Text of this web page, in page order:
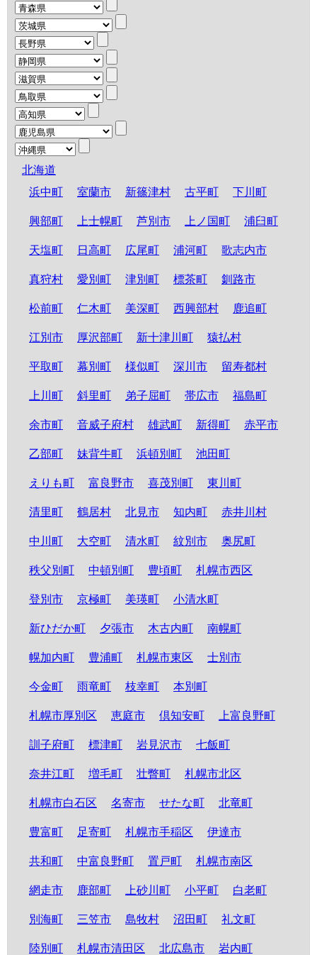
北海道
浜中町
室蘭市 新篠津村 古平町 下川町
興部町 上士幌町 芦別市 上ノ国町 浦臼町
天塩町 日高町 広尾町 浦河町 歌志内市
真狩村 愛別町 津別町 標茶町 釧路市
松前町 仁木町 美深町 西興部村 鹿追町
江別市 厚沢部町 新十津川町 猿払村
平取町 幕別町 様似町 深川市 留寿都村
上川町 斜里町 弟子屈町 帯広市 福島町
余市町 音威子府村 雄武町 新得町 赤平市
乙部町 妹背牛町 浜頓別町 池田町
えりも町 富良野市 喜茂別町 東川町
清里町 鶴居村 北見市 知内町 赤井川村
中川町 大空町 清水町 紋別市 奥尻町
秩父別町 中頓別町 豊頃町 札幌市西区
登別市 京極町 美瑛町 小清水町
新ひだか町 夕張市 木古内町 南幌町
幌加内町 豊浦町 札幌市東区 士別市
今金町 雨竜町 枝幸町 本別町
札幌市厚別区 恵庭市 倶知安町 上富良野町
訓子府町 標津町 岩見沢市 七飯町
奈井江町 増毛町 壮瞥町 札幌市北区
札幌市白石区 名寄市 せたな町 北竜町
豊富町 足寄町 札幌市手稲区 伊達市
共和町 中富良野町 置戸町 札幌市南区
網走市 鹿部町 上砂川町 小平町 白老町
別海町 三笠市 島牧村 沼田町 礼文町
陸別町 札幌市清田区 北広島市 岩内町